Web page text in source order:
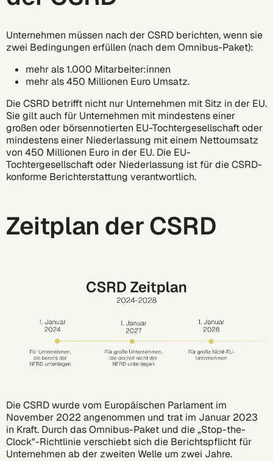
Unternehmen müssen nach der CSRD berichten, wenn sie
zwei Bedingungen erfüllen (nach dem Omnibus-Paket):
mehr als 1.000 Mitarbeiter:innen
mehr als 450 Millionen Euro Umsatz.
Die CSRD betrifft nicht nur Unternehmen mit Sitz in der EU.
Sie gilt auch für Unternehmen mit mindestens einer
großen oder börsennotierten EU-Tochtergesellschaft oder
mindestens einer Niederlassung mit einem Nettoumsatz
von 450 Millionen Euro in der EU. Die EU-
Tochtergesellschaft oder Niederlassung ist für die CSRD-
konforme Berichterstattung verantwortlich.
Zeitplan der CSRD
Die CSRD wurde vom Europäischen Parlament im
November 2022 angenommen und trat im Januar 2023
in Kraft. Durch das Omnibus-Paket und die „Stop-the-
Clock"-Richtlinie verschiebt sich die Berichtspflicht für
Unternehmen ab der zweiten Welle um zwei Jahre.